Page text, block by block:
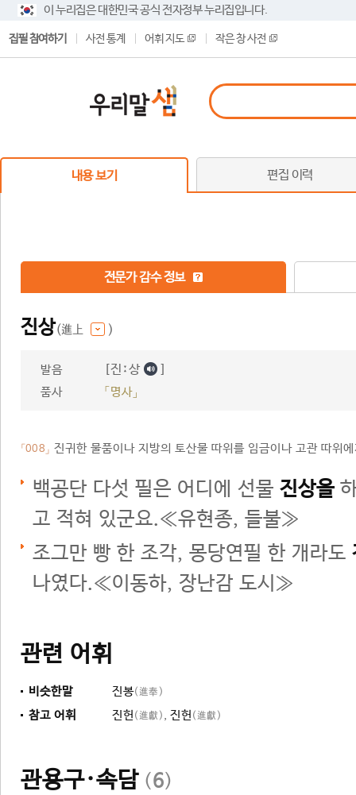
이 누리집은 대한민국 공식 전자정부 누리집입니다.
집필 참여하기 사전 통계 어휘 지도 작은 창 사전
내용 보기 편집 이력
전문가 감수 정보
진상(進上 )
발음 [진ː상 ]
품사 「명사」
「008」 진귀한 물품이나 지방의 토산물 따위를 임금이나 고관 따위
백공단 다섯 필은 어디에 선물 진상을
고 적혀 있군요.≪유현종, 들불≫
조그만 빵 한 조각, 몽당연필 한 개라도
나였다.≪이동하, 장난감 도시≫
관련 어휘
비슷한말 진봉(進奉)
참고 어휘 진헌 (進獻) , 진헌 (進獻)
관용구·속담 (6)